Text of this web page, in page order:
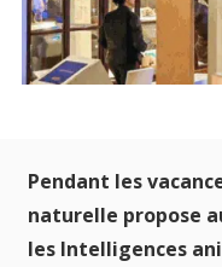
Pendant les
naturelle propose
les Intelligences